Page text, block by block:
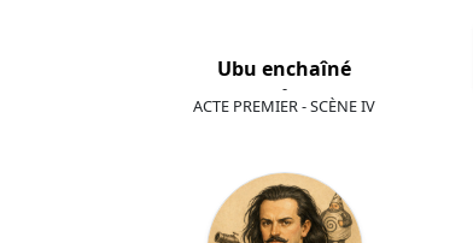
Ubu enchaîné
-
ACTE PREMIER - SCÈNE IV